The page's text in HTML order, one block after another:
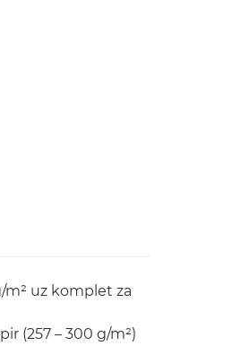
m² uz komplet za
(257 – 300 g/m²)